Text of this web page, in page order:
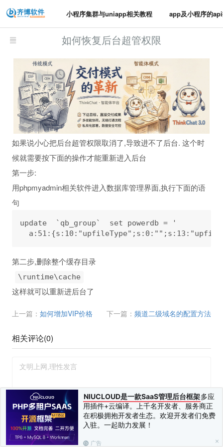
NIUCLOUD是一款SaaS管理后台框架多应
用插件+云编译。上千名开发者、服务商正
在积极拥抱开发者生态。欢迎开发者们免费
入驻。一起助力发展！
广告
小程序集群与uniapp相关教程 app及小程序的
如何恢复后台超管权限
如果说小心把后台超管权限取消了,导致进不了后台. 这个时
候就需要按下面的操作才能重新进入后台
第一步:
用phpmyadmin相关软件进入数据库管理界面,执行下面的语
句
update  `qb_group`  set powerdb = '
第二步,删除整个缓存目录
\runtime\cache
这样就可以重新进后台了
上一篇： 如何增加VIP价格 下一篇： 频道二级域名的配置方法
相关评论(0)
您需要登录并绑定手机 后才可以发表评论 发布 (Ctrl+Enter)